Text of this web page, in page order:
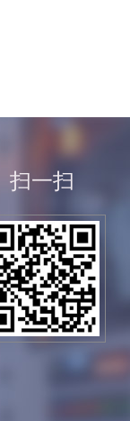
扫一扫